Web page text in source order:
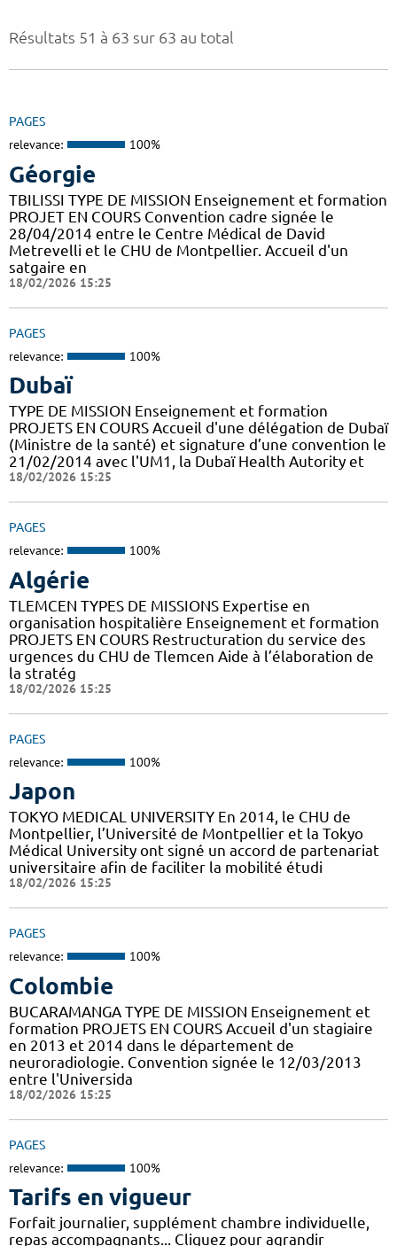
Résultats 51 à 63 sur 63 au total
PAGES
relevance: 100%
Géorgie
TBILISSI TYPE DE MISSION Enseignement et formation
PROJET EN COURS Convention cadre signée le
28/04/2014 entre le Centre Médical de David
Metrevelli et le CHU de Montpellier. Accueil d'un
satgaire en
18/02/2026 15:25
PAGES
relevance: 100%
Dubaï
TYPE DE MISSION Enseignement et formation
PROJETS EN COURS Accueil d'une délégation de Dubaï
(Ministre de la santé) et signature d’une convention le
21/02/2014 avec l'UM1, la Dubaï Health Autority et
18/02/2026 15:25
PAGES
relevance: 100%
Algérie
TLEMCEN TYPES DE MISSIONS Expertise en
organisation hospitalière Enseignement et formation
PROJETS EN COURS Restructuration du service des
urgences du CHU de Tlemcen Aide à l’élaboration de
la stratég
18/02/2026 15:25
PAGES
relevance: 100%
Japon
TOKYO MEDICAL UNIVERSITY En 2014, le CHU de
Montpellier, l’Université de Montpellier et la Tokyo
Médical University ont signé un accord de partenariat
universitaire afin de faciliter la mobilité étudi
18/02/2026 15:25
PAGES
relevance: 100%
Colombie
BUCARAMANGA TYPE DE MISSION Enseignement et
formation PROJETS EN COURS Accueil d'un stagiaire
en 2013 et 2014 dans le département de
neuroradiologie. Convention signée le 12/03/2013
entre l'Universida
18/02/2026 15:25
PAGES
relevance: 100%
Tarifs en vigueur
Forfait journalier, supplément chambre individuelle,
repas accompagnants... Cliquez pour agrandir